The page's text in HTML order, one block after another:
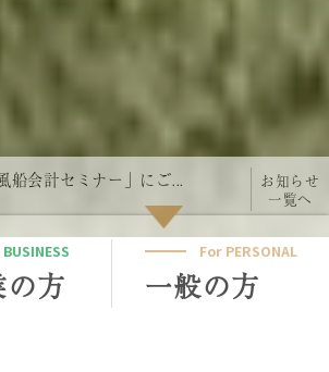
方
For PERSONAL
一般の方
許工法FB-6×JAS無垢で...
お知らせ
一覧へ